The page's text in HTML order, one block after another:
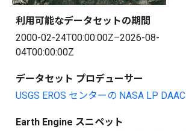
利用可能なデータセットの期間
2000-02-24T00:00:00Z–2026-08-
04T00:00:00Z
データセット プロデューサー
USGS EROS センターの NASA LP DAAC
Earth Engine スニペット